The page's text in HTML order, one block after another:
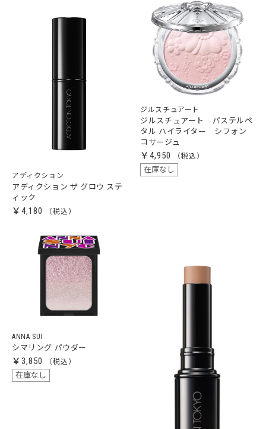
アディクション
アディクション ザ グロウ ステ
ィック
￥4,180
ジルスチュアート
ジルスチュアート パステルペ
タル ハイライター シフォン
コサージュ
￥4,950
在庫なし
ANNA SUI
シマリング パウダー
￥3,850
在庫なし